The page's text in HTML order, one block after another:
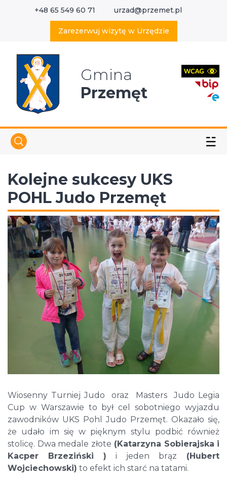
+48 65 549 60 71 urzad@przemet.pl
Zarezerwuj wizytę w Urzędzie
Gmina
Przemęt
☱
Kolejne sukcesy UKS
POHL Judo Przemęt
Wiosenny Turniej Judo oraz Masters Judo Legia
Cup w Warszawie to był cel sobotniego wyjazdu
zawodników UKS Pohl Judo Przemęt. Okazało się,
że udało im się w pięknym stylu podbić również
stolicę. Dwa medale złote (Katarzyna Sobierajska i
Kacper Brzeziński ) i jeden brąz (Hubert
Wojciechowski) to efekt ich starć na tatami.
Wyszukaj w serwisie